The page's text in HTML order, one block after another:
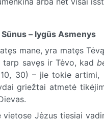
Sūnus – lygūs Asmenys
mane, yra matęs
tarp savęs ir Tėvo, kad
30) – jie tokie artimi,
griežtai atmetė
vietose Jėzus tiesiai